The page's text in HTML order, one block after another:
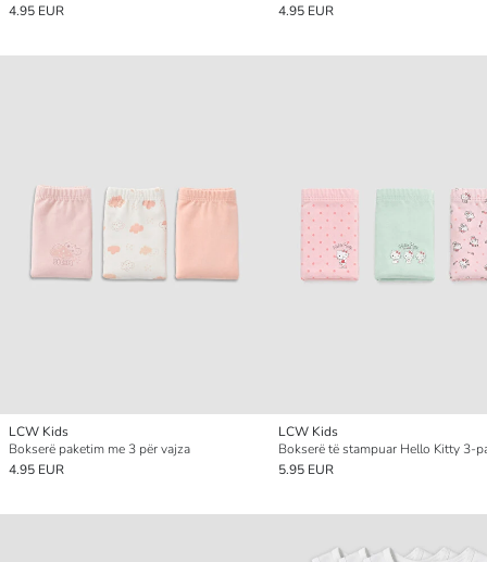
4.95 EUR
4.95 EUR
LCW Kids
Bokserë paketim me 3 për vajza
4.95 EUR
LCW Kids
5.95 EUR